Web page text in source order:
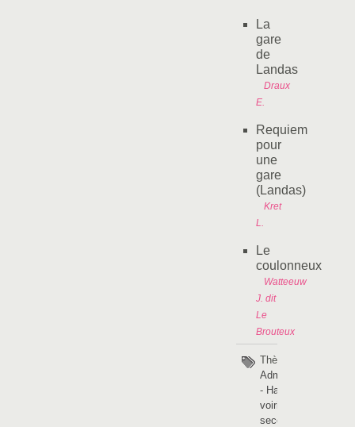
La
gare
de
Landas
Draux
E.
Requiem
pour
une
gare
(Landas)
Kret
L.
Le
coulonneux
Watteeuw
J. dit
Le
Brouteux
Thèmes :
Administration
- Habitats et
voiries
seconde